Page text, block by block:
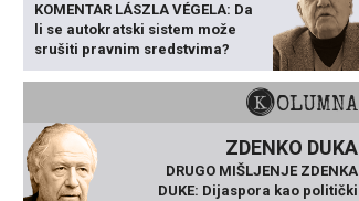
KOMENTAR LÁSZLA VÉGELA: Da
li se autokratski sistem može
srušiti pravnim sredstvima?
KOLUMNA
ZDENKO DUKA
DRUGO MIŠLJENJE ZDENKA
DUKE: Dijaspora kao politički